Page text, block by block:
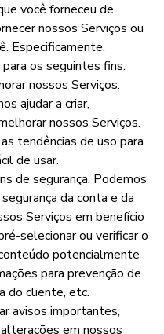
você forneceu de
nossos Serviços ou
Especificamente,
os seguintes fins:
nossos Serviços.
ajudar a criar,
nossos Serviços.
tendências de uso para
de usar.
de segurança. Podemos
da conta e da
Serviços em benefício
selecionar ou verificar o
potencialmente
para prevenção de
do cliente, etc.
avisos importantes,
em nossos